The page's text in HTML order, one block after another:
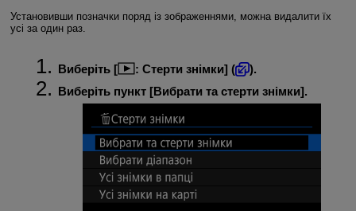
Установивши позначки поряд із зображеннями, можна видалити їх
усі за один раз.
Виберіть [ : Стерти знімки] (
).
Виберіть пункт [Вибрати та стерти знімки].